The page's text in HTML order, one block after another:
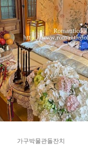
가구박물관돌잔치